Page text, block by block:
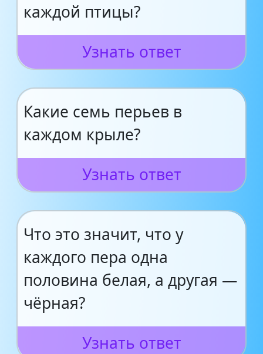
каждой птицы?
Узнать ответ
Какие семь перьев в
каждом крыле?
Узнать ответ
Что это значит, что у
каждого пера одна
половина белая, а другая —
чёрная?
Узнать ответ